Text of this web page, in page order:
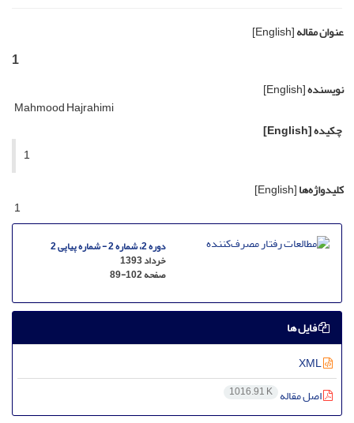
عنوان مقاله[English]
1
نویسنده[English]
Mahmood Hajrahimi
چکیده[English]
1
کلیدواژه‌ها[English]
1
دوره 2، شماره 2 - شماره پیاپی 2
خرداد 1393
صفحه89-102
فایل ها
اصل مقاله 1016.91 K